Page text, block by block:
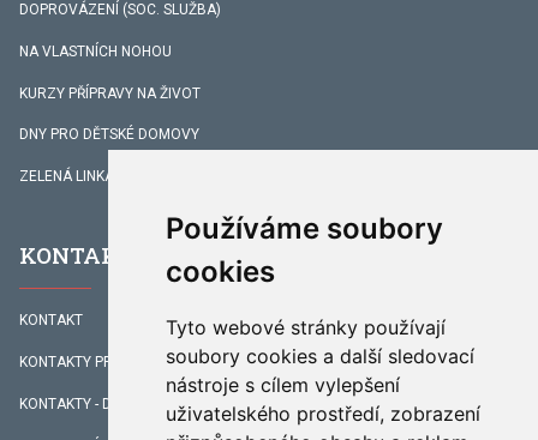
Používáme soubory
cookies
Tyto webové stránky používají
soubory cookies a další sledovací
nástroje s cílem vylepšení
uživatelského prostředí, zobrazení
DOPROVÁZENÍ (SOC. SLUŽBA)
NA VLASTNÍCH NOHOU
KURZY PŘÍPRAVY NA ŽIVOT
DNY PRO DĚTSKÉ DOMOVY
ZELENÁ LINKA
KONTAKTY
KONTAKT
KONTAKTY PRACOVNÍKŮ
KONTAKTY - DOPROVÁZENÍ